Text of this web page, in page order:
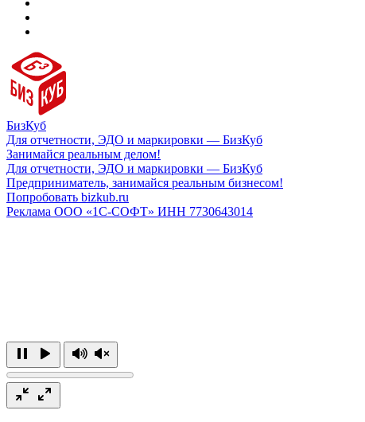
БизКуб
Для отчетности, ЭДО и маркировки — БизКуб
Занимайся реальным делом!
Для отчетности, ЭДО и маркировки — БизКуб
Предприниматель, занимайся реальным бизнесом!
Попробовать bizkub.ru
Реклама ООО «1С-СОФТ» ИНН 7730643014